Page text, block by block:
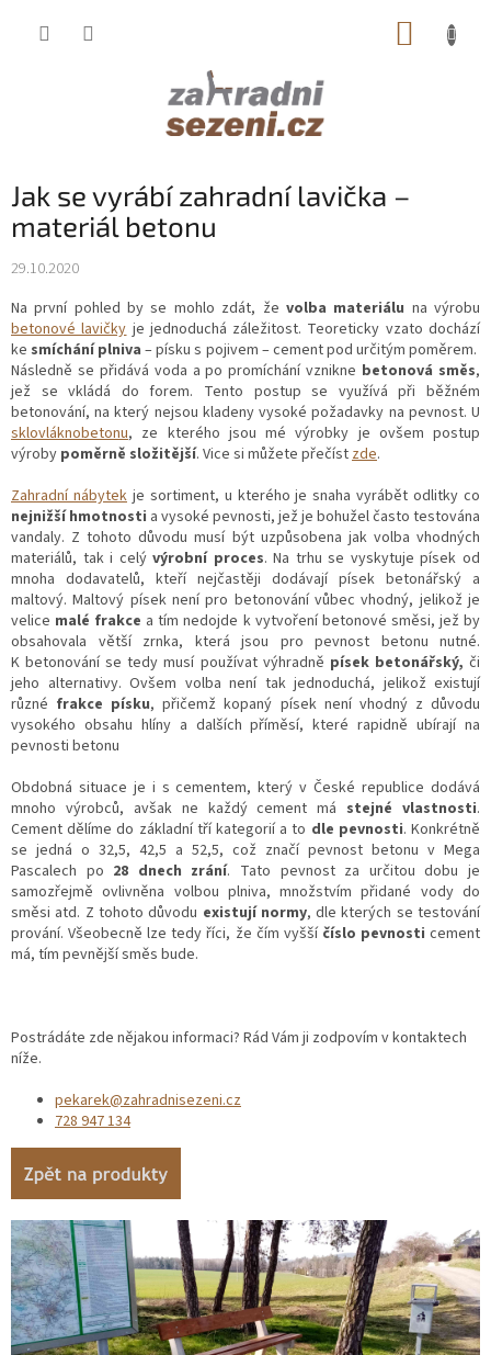
Jak se vyrábí zahradní lavička –
materiál betonu
29.10.2020
Na první pohled by se mohlo zdát, že volba materiálu na výrobu
betonové lavičky je jednoduchá záležitost. Teoreticky vzato dochází
ke smíchání plniva – písku s pojivem – cement pod určitým poměrem.
Následně se přidává voda a po promíchání vznikne betonová směs,
jež se vkládá do forem. Tento postup se využívá při běžném
betonování, na který nejsou kladeny vysoké požadavky na pevnost. U
sklovláknobetonu, ze kterého jsou mé výrobky je ovšem postup
výroby poměrně složitější. Vice si můžete přečíst zde.
Zahradní nábytekje sortiment, u kterého je snaha vyrábět odlitky co
nejnižší hmotnosti a vysoké pevnosti, jež je bohužel často testována
vandaly. Z tohoto důvodu musí být uzpůsobena jak volba vhodných
materiálů, tak i celývýrobní proces. Na trhu se vyskytuje písek od
mnoha dodavatelů, kteří nejčastěji dodávají písek betonářský a
maltový. Maltový písek není pro betonování vůbec vhodný, jelikož je
velice malé frakce a tím nedojde k vytvoření betonové směsi, jež by
obsahovala větší zrnka, která jsou pro pevnost betonu nutné.
K betonování se tedy musí používat výhradně písek betonářský,či
jeho alternativy. Ovšem volba není tak jednoduchá, jelikož existují
různé frakce písku, přičemž kopaný písek není vhodný z důvodu
vysokého obsahu hlíny a dalších příměsí, které rapidně ubírají na
pevnosti betonu
Obdobná situace je i s cementem, který v České republice dodává
mnoho výrobců, avšak ne každý cement má stejné vlastnosti.
Cement dělíme do základní tří kategorií a to dle pevnosti. Konkrétně
se jedná o 32,5, 42,5 a 52,5, což značí pevnost betonu v Mega
Pascalech po 28 dnech zrání. Tato pevnost za určitou dobu je
samozřejmě ovlivněna volbou plniva, množstvím přidané vody do
směsi atd. Z tohoto důvodu existují normy, dle kterých se testování
prování. Všeobecně lze tedy říci, že čím vyšší číslo pevnosti cement
má, tím pevnější směs bude.
Postrádáte zde nějakou informaci? Rád Vám ji zodpovím v kontaktech
níže.
pekarek@zahradnisezeni.cz
728 947 134